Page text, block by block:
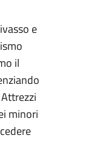
e
il
minori